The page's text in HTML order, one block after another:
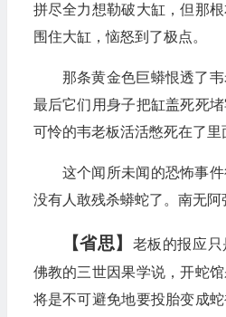
拼尽全力想勒破大缸，但那
围住大缸，恼怒到了极点。
那条黄金色巨蟒恨透了
最后它们用身子把缸盖死死
可怜的韦老板活活憋死在了里
这个闻所未闻的恐怖事
没有人敢残杀蟒蛇了。南无阿
【省思】
老板的报应
佛教的三世因果学说，开蛇
将是不可避免地要投胎变成